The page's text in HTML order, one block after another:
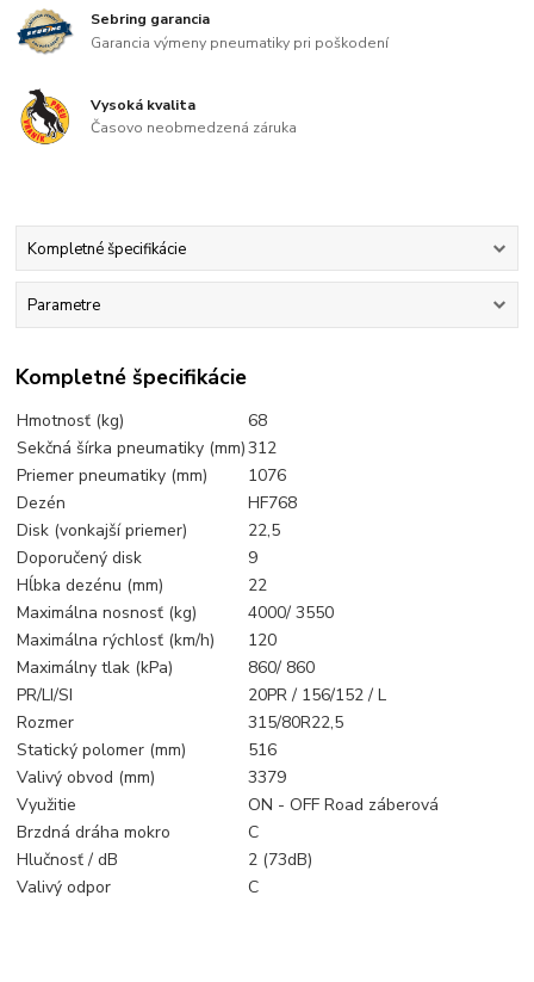
Sebring garancia
Garancia výmeny pneumatiky pri poškodení
Vysoká kvalita
Časovo neobmedzená záruka
Kompletné špecifikácie
Parametre
Kompletné špecifikácie
Hmotnosť (kg)
68
Sekčná šírka pneumatiky (mm)312
Priemer pneumatiky (mm)
1076
Dezén
HF768
Disk (vonkajší priemer)
22,5
Doporučený disk
9
Hĺbka dezénu (mm)
22
Maximálna nosnosť (kg)
4000/ 3550
Maximálna rýchlosť (km/h)
120
Maximálny tlak (kPa)
860/ 860
PR/LI/SI
20PR / 156/152 / L
Rozmer
315/80R22,5
Statický polomer (mm)
516
Valivý obvod (mm)
3379
Využitie
ON - OFF Road záberová
Brzdná dráha mokro
C
Hlučnosť / dB
2 (73dB)
Valivý odpor
C